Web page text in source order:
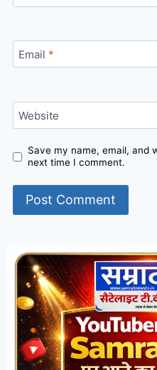
Email *
Website
Save my name, email, and
next time I comment.